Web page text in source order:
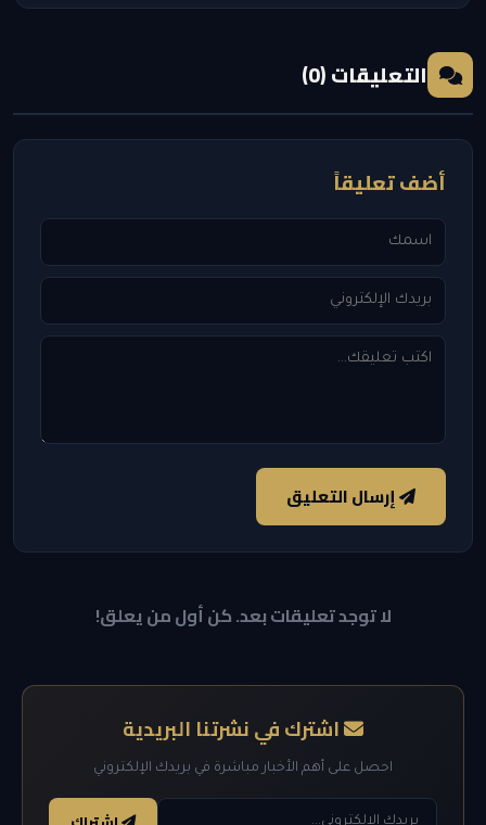
التعليقات (0)
أضف تعليقاً
إرسال التعليق
لا توجد تعليقات بعد. كن أول من يعلق!
اشترك في نشرتنا البريدية
احصل على أهم الأخبار مباشرة في بريدك الإلكتروني